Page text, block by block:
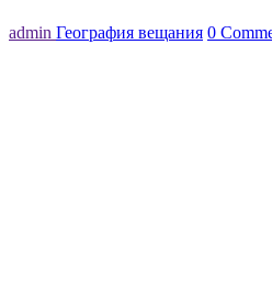
admin География вещания 0